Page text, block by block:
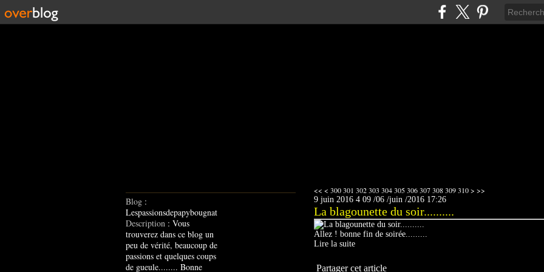
Blog :
Lespassionsdepapybougnat
Description : Vous
trouverez dans ce blog un
peu de vérité, beaucoup de
passions et quelques coups
de gueule........ Bonne
<< < 300301 302303 304305306307308309310320
330
340
350
360
370
380
390
400
500
600
700
800
> >>
9 juin 2016 4 09 /06 /juin /2016 17:26
La blagounette du soir..........
Allez ! bonne fin de soirée.........
Lire la suite
Partager cet article